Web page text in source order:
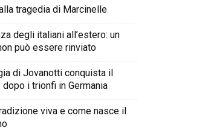
tragedia di Marcinelle
degli italiani all’estero: un
può essere rinviato
di Jovanotti conquista il
i trionfi in Germania
viva e come nasce il